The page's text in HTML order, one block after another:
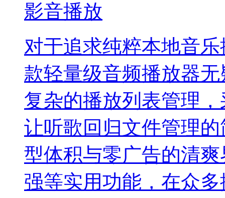
影音播放
对于追求纯粹本地音
款轻量级音频播放器
复杂的播放列表管理
让听歌回归文件管理
型体积与零广告的清
强等实用功能，在众